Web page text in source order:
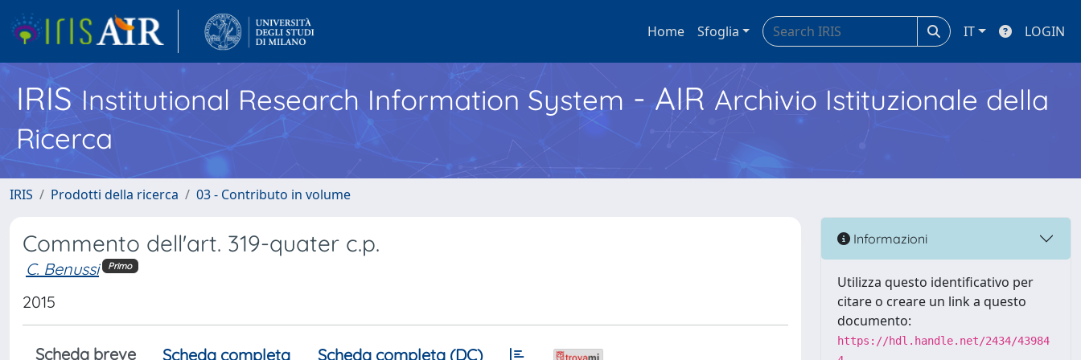
Home Sfoglia IT LOGIN
IRISInstitutional Research Information System - AIR Archivio Istituzionale della
Ricerca
IRIS Prodotti della ricerca 03 - Contributo in volume
Commento dell'art. 319-quater c.p.
C. Benussi Primo
2015
Scheda breve Scheda completa Scheda completa (DC)
Informazioni
Utilizza questo identificativo per
citare o creare un link a questo
documento:
https://hdl.handle.net/2434/43984